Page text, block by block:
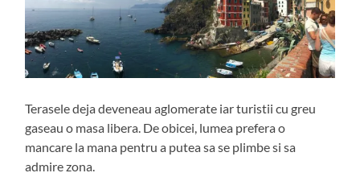
Terasele deja deveneau aglomerate iar turistii cu greu
gaseau o masa libera. De obicei, lumea prefera o
mancare la mana pentru a putea sa se plimbe si sa
admire zona.